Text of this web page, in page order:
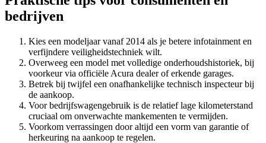
bedrijven
Kies een modeljaar vanaf 2014 als je betere infotainment en
verfijndere veiligheidstechniek wilt.
Overweeg een model met volledige onderhoudshistoriek, bij
voorkeur via officiële Acura dealer of erkende garages.
Betrek bij twijfel een onafhankelijke technisch inspecteur bij
de aankoop.
Voor bedrijfswagengebruik is de relatief lage kilometerstand
cruciaal om onverwachte mankementen te vermijden.
Voorkom verrassingen door altijd een vorm van garantie of
herkeuring na aankoop te regelen.